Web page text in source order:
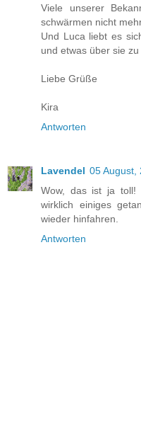
Viele unserer
schwärmen nicht
Und Luca liebt es
und etwas über sie zu
Liebe Grüße
Kira
Antworten
Lavendel 05 August,
Wow, das ist ja toll!
wirklich einiges
wieder hinfahren.
Antworten